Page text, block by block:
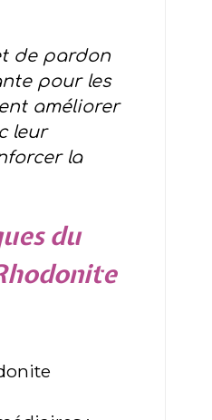
de pardon
pour les
améliorer
leur
la
du